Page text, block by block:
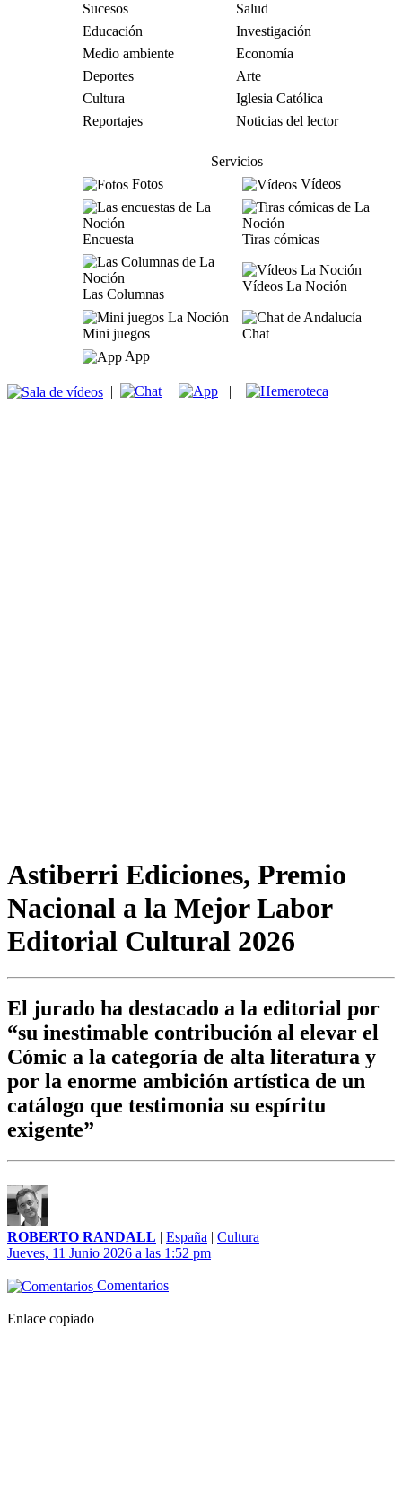
Sucesos
Salud
Educación
Investigación
Medio ambiente
Economía
Deportes
Arte
Cultura
Iglesia Católica
Reportajes
Noticias del lector
Servicios
Fotos
Vídeos
Encuesta Tiras cómicas
Las Columnas
Vídeos La Noción
Mini juegos
Chat
App
| | |
Astiberri Ediciones, Premio
Nacional a la Mejor Labor
Editorial Cultural 2026
El jurado ha destacado a la editorial por
“su inestimable contribución al elevar el
Cómic a la categoría de alta literatura y
por la enorme ambición artística de un
catálogo que testimonia su espíritu
exigente”
ROBERTO RANDALL | España | Cultura
Jueves, 11 Junio 2026 a las 1:52 pm
Comentarios
Enlace copiado